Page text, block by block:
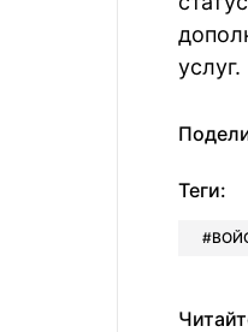
услуг.
Теги: